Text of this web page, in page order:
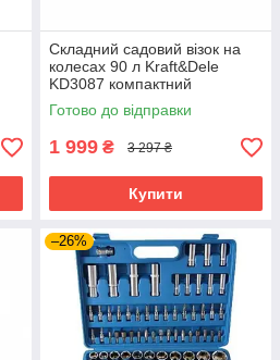
Складний садовий візок на
колесах 90 л Kraft&Dele
KD3087 компактний
транспортний візок
Готово до відправки
1 999 ₴ 3 297 ₴
Купити
–26%